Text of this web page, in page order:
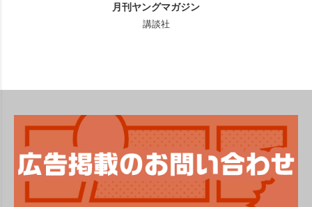
月刊ヤングマガジン
講談社